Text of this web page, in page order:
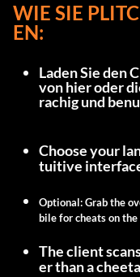
WIE SIE
EN:
Laden Sie den
von hier oder
rachig und
Choose your
tuitive
Optional: Grab the
bile for cheats on the
The client
er than a